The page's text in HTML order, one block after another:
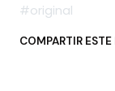
#original
COMPARTIR